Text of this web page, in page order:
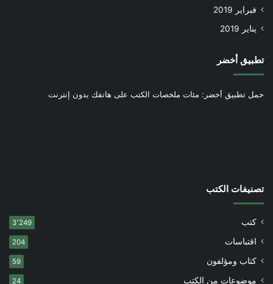
فبراير 2019
يناير 2019
تطبيق أخضر
حمل تطبيق أخضر: مئات ملخصات الكتب على هاتفك بدون إنترنت
تصنيفات الكتب
كتب 3٬249
اقتباسات 204
كتاب ومؤلفون 59
موضوعات من الكتب 24